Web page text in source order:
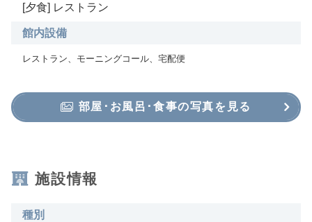
[夕食] レストラン
館内設備
レストラン、モーニングコール、宅配便
部屋･お風呂･食事の写真を見る
施設情報
種別